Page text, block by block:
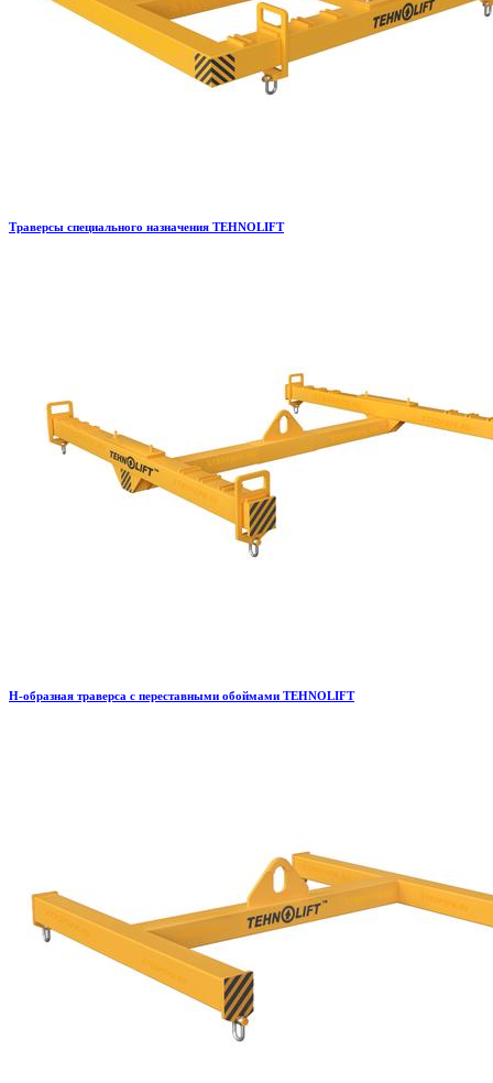
Траверсы специального назначения TEHNOLIFT
H-образная траверса с переставными обоймами TEHNOLIFT